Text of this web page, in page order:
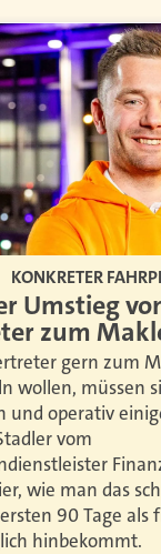
KONKRETER
Umstieg
zum
gern zum
wollen, müssen
und operativ
vom
wie man das
90 Tage als
hinbekommt.